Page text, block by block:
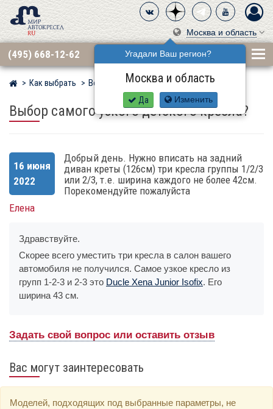
Москва и область
Угадали Ваш регион?
Москва и область
Да Изменить
(495) 668-12-62
Мир детских автокресел
Как выбрать Вопросы
Выбор самого узкого детского кресла?
16 июня
2022
Добрый день. Нужно вписать на задний
диван креты (126см) три кресла группы 1/2/3
или 2/3, т.е. ширина каждого не более 42см.
Порекомендуйте пожалуйста
Елена
Здравствуйте.
Скорее всего уместить три кресла в салон вашего
автомобиля не получился. Самое узкое кресло из
групп 1-2-3 и 2-3 это Ducle Xena Junior Isofix. Его
ширина 43 см.
Задать свой вопрос или оставить отзыв
Вас могут заинтересовать
Моделей, подходящих под выбранные параметры, не